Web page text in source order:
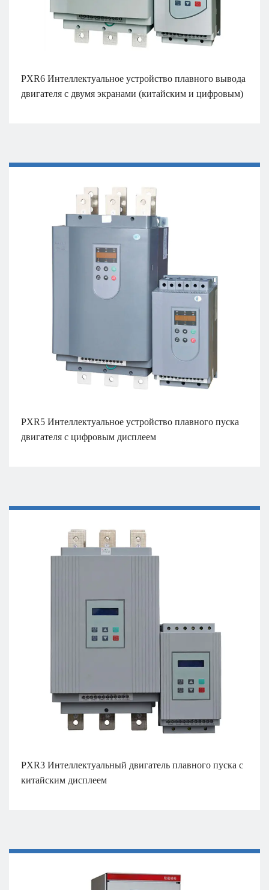
PXR6 Интеллектуальное устройство плавного вывода
двигателя с двумя экранами (китайским и цифровым)
PXR5 Интеллектуальное устройство плавного пуска
двигателя с цифровым дисплеем
PXR3 Интеллектуальный двигатель плавного пуска с
китайским дисплеем